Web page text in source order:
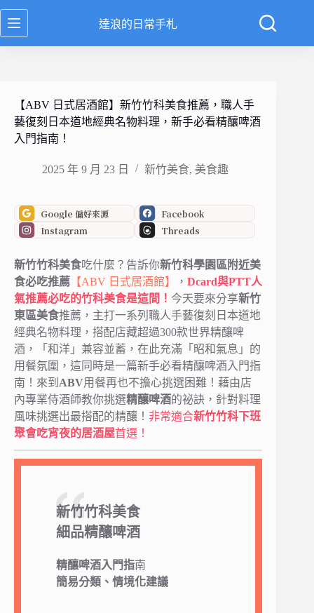
跳
至
達浪的日常手札
【ABV 日式居酒館】新竹竹科美食推薦，職人手
藝復刻日本道地經典名物料理，新手必看精釀啤酒
入門指南！
2025 年 9 月 23 日 新竹美食, 美食趣
Google 偏好來源
Facebook
Instagram
Threads
新竹竹科美食吃什麼？告訴你新竹科學園區附近美
食必吃推薦 【ABV 日式居酒館】 ， Dcard與PTT人
氣推薦必吃的竹科美食是這間！ 今天要來分享新竹
東區美食推薦，主打一系列職人手藝復刻日本道地
經典名物料理，搭配店藏超過300款世界精釀啤
酒，「和洋」兼容並蓄，在此充滿「昭和氣息」的
用餐氛圍，這同時是一篇新手必看精釀啤酒入門指
南！來到 ABV用餐再也不擔心挑選困難！藉由店
內專業侍酒師教你挑選精釀啤酒的祕訣，針對料理
風味挑選出最搭配的精釀！ 非常適合新竹竹科下班
聚會吃宵夜的居酒屋首選！
新竹竹科美食
細品精釀啤酒
精釀啤酒入門指南
簡易分類、情境化建議